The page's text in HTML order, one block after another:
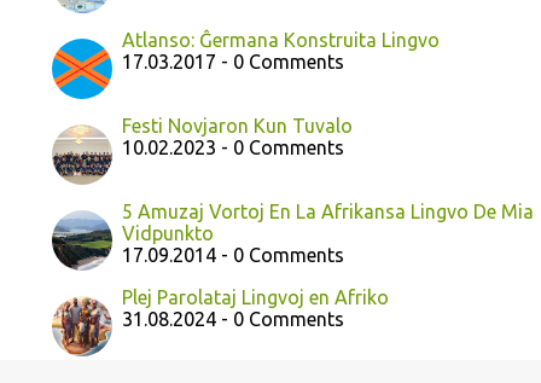
Atlanso: Ĝermana Konstruita Lingvo
17.03.2017 - 0 Comments
Festi Novjaron Kun Tuvalo
10.02.2023 - 0 Comments
5 Amuzaj Vortoj En La Afrikansa Lingvo De Mia
Vidpunkto
17.09.2014 - 0 Comments
Plej Parolataj Lingvoj en Afriko
31.08.2024 - 0 Comments